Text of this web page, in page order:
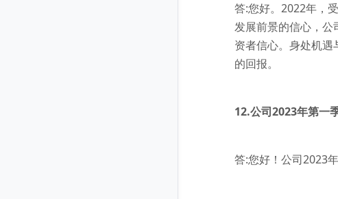
答:您好。2022年，
发展前景的信心，公
资者信心。身处机
的回报。
12.公司2023年第一
答:您好！公司2023